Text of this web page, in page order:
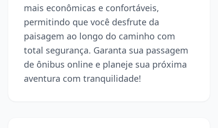
mais econômicas e confortáveis,
permitindo que você desfrute da
paisagem ao longo do caminho com
total segurança. Garanta sua passagem
de ônibus online e planeje sua próxima
aventura com tranquilidade!